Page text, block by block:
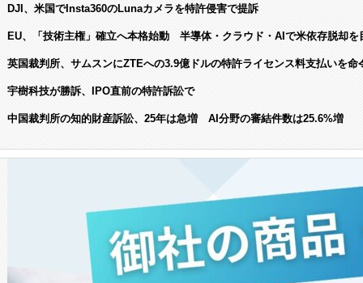
DJI、米国でInsta360のLunaカメラを特許侵害で提訴
EU、「技術主権」確立へ本格始動 半導体・クラウド・AIで米依存脱却を
英国裁判所、サムスンにZTEへの3.9億ドルの特許ライセンス料支払いを命
宇樹科技が勝訴、IPO直前の特許訴訟で
中国裁判所の知的財産訴訟、25年は急増 AI分野の審結件数は25.6%増